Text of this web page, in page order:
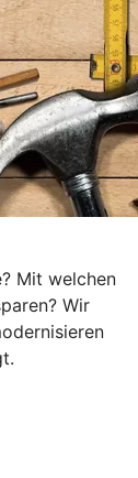
Mit welchen
Wir